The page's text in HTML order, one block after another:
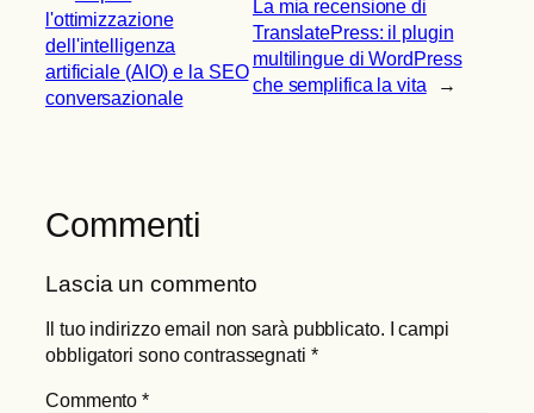
l'ottimizzazione
dell'intelligenza
artificiale (AIO) e la SEO
conversazionale
La mia recensione di
TranslatePress: il plugin
multilingue di WordPress
che semplifica la vita
→
Commenti
Lascia un commento
Il tuo indirizzo email non sarà pubblicato. I campi
obbligatori sono contrassegnati *
Commento*